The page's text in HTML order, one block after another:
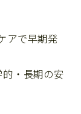
アで早期発
・長期の安